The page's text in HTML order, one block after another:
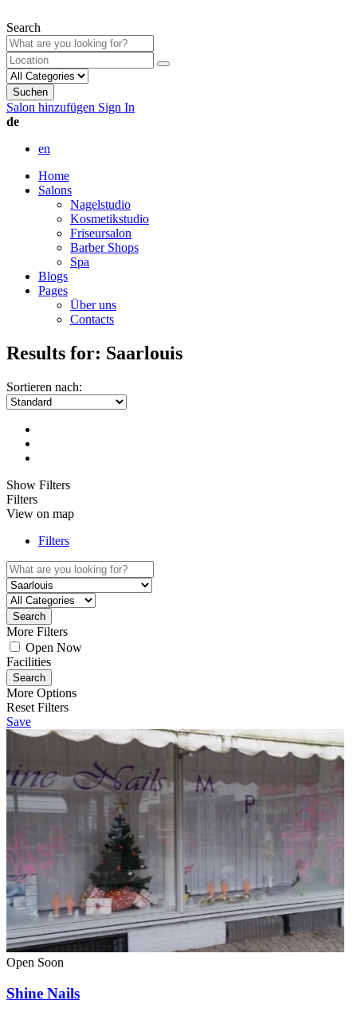
Search
Suchen
Salon hinzufügen Sign In
de
en
Home
Salons
Nagelstudio
Kosmetikstudio
Friseursalon
Barber Shops
Spa
Blogs
Pages
Über uns
Contacts
Results for: Saarlouis
Sortieren nach:
Show Filters
Filters
View on map
Filters
Search
More Filters
Open Now
Facilities
Search
More Options
Reset Filters
Save
Open Soon
Shine Nails